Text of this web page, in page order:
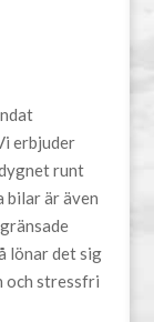
erbjuder
runt
bilar är även
lönar det sig
och stressfri